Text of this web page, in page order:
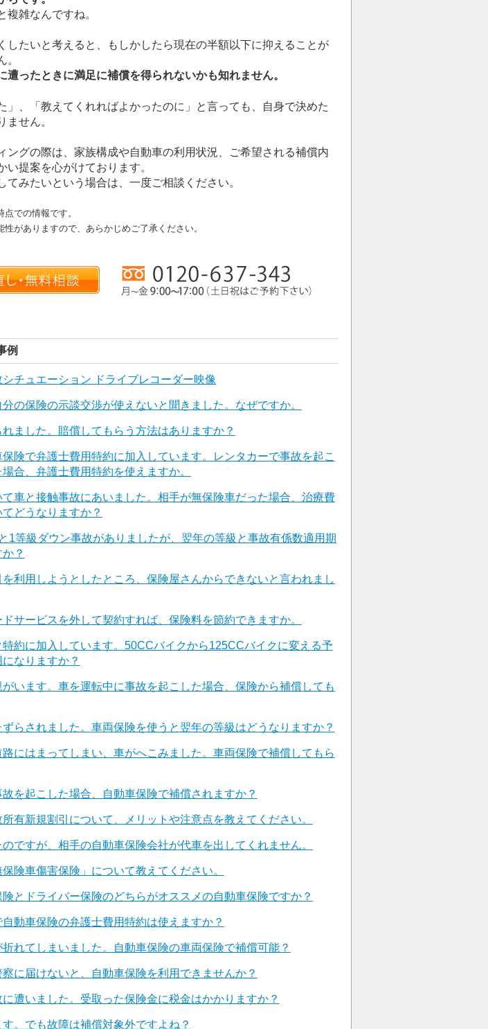
複雑なんですね。
したいと考えると、もしかしたら現在の半額以下に抑えることが
。
遭ったときに満足に補償を得られないかも知れません。
」、「教えてくれればよかったのに」と言っても、自身で決めた
ません。
ングの際は、家族構成や自動車の利用状況、ご希望される補償内
い提案を心がけております。
てみたいという場合は、一度ご相談ください。
での情報です。
がありますので、あらかじめご了承ください。
例
シチュエーション ドライブレコーダー映像
の保険の示談交渉が使えないと聞きました。なぜですか。
ました。賠償してもらう方法はありますか？
険で弁護士費用特約に加入しています。レンタカーで事故を起こ
合、弁護士費用特約を使えますか。
車と接触事故にあいました。相手が無保険車だった場合、治療費
どうなりますか？
1等級ダウン事故がありましたが、翌年の等級と事故有係数適用期
？
利用しようとしたところ、保険屋さんからできないと言われまし
サービスを外して契約すれば、保険料を節約できますか。
約に加入しています。50CCバイクから125CCバイクに変える予
なりますか？
います。車を運転中に事故を起こした場合、保険から補償しても
らされました。車両保険を使うと翌年の等級はどうなりますか？
にはまってしまい、車がへこみました。車両保険で補償してもら
を起こした場合、自動車保険で補償されますか？
有新規割引について、メリットや注意点を教えてください。
ですが、相手の自動車保険会社が代車を出してくれません。
険車傷害保険」について教えてください。
とドライバー保険のどちらがオススメの自動車保険ですか？
動車保険の弁護士費用特約は使えますか？
れてしまいました。自動車保険の車両保険で補償可能？
に届けないと、自動車保険を利用できませんか？
遭いました。受取った保険金に税金はかかりますか？
。でも故障は補償対象外ですよね？